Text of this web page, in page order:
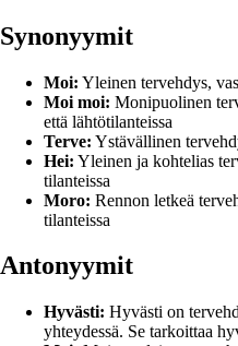
Synonyymit
Moi: Yleinen tervehdys,
Moi moi: Monipuolinen
että lähtötilanteissa
Terve: Ystävällinen
Hei: Yleinen ja kohtelias
tilanteissa
Moro: Rennon letkeä
tilanteissa
Antonyymit
Hyvästi: Hyvästi on
yhteydessä. Se tarkoittaa